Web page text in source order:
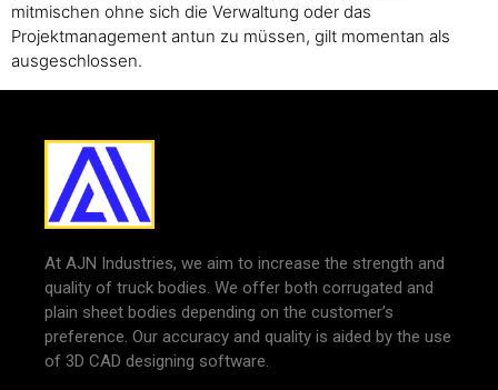
mitmischen ohne sich die Verwaltung oder das
Projektmanagement antun zu müssen, gilt momentan als
ausgeschlossen.
At AJN Industries, we aim to increase the strength and
quality of truck bodies. We offer both corrugated and
plain sheet bodies depending on the customer’s
preference. Our accuracy and quality is aided by the use
of 3D CAD designing software.